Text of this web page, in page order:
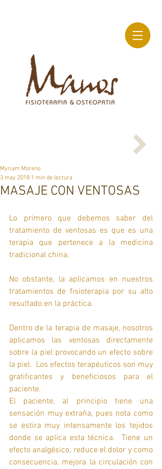
MASAJE CON VENTOSAS
Myriam Moreno
3 may 2018 1 min de lectura
Lo primero que debemos saber del
tratamiento de ventosas es que es una
terapia que pertenece a la medicina
tradicional china.
No obstante, la aplicamos en nuestros
tratamientos de fisioterapia por su alto
resultado en la práctica.
Dentro de la terapia de masaje, nosotros
aplicamos las ventosas directamente
sobre la piel provocando un efecto sobre
la piel.  Los efectos terapéuticos son muy
gratificantes y beneficiosos para el
paciente.
El paciente, al principio tiene una
sensación muy extraña, pues nota como
se estira muy intensamente los tejidos
donde se aplica esta técnica.  Tiene un
efecto analgésico, reduce el dolor y como
consecuencia, mejora la circulación con